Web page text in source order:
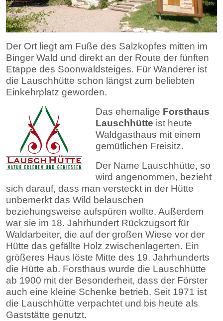
Der Ort liegt am Fuße des Salzkopfes mitten im
Binger Wald und direkt an der Route der fünften
Etappe des Soonwaldsteiges. Für Wanderer ist
die Lauschhütte schon längst zum beliebten
Einkehrplatz geworden.
Das ehemalige Forsthaus
Lauschhütte ist heute
Waldgasthaus mit einem
gemütlichen Freisitz.
Der Name Lauschhütte, so
wird angenommen, bezieht
sich darauf, dass man versteckt in der Hütte
unbemerkt das Wild belauschen
beziehungsweise aufspüren wollte. Außerdem
war sie im 18. Jahrhundert Rückzugsort für
Waldarbeiter, die auf der großen Wiese vor der
Hütte das gefällte Holz zwischenlagerten. Ein
größeres Haus löste Mitte des 19. Jahrhunderts
die Hütte ab. Forsthaus wurde die Lauschhütte
ab 1900 mit der Besonderheit, dass der Förster
auch eine kleine Schenke betrieb. Seit 1971 ist
die Lauschhütte verpachtet und bis heute als
Gaststätte genutzt.